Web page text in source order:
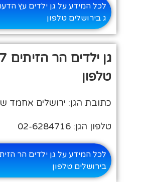
לכל המידע על גן ילדים עץ
ג בירושלים טלפון
טלפון
כתובת הגן: ירושלים אחמד
טלפון הגן: 02-6284716
בירושלים טלפון